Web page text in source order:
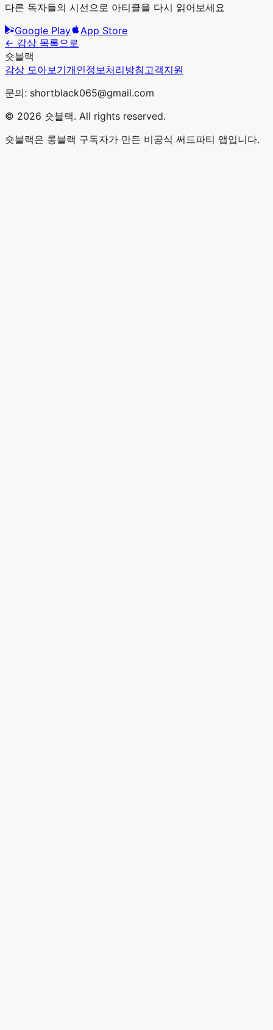
다른 독자들의 시선으로 아티클을 다시 읽어보세요
Google Play
App Store
← 감상 목록으로
숏블랙
감상 모아보기개인정보처리방침 고객지원
문의: shortblack065@gmail.com
© 2026 숏블랙. All rights reserved.
숏블랙은 롱블랙 구독자가 만든 비공식 써드파티 앱입니다.